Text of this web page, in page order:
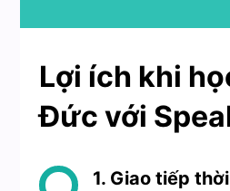
Lợi ích khi
Đức với
1. Giao tiếp